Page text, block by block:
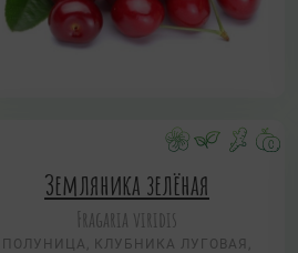
Земляника зелёная
Fragaria viridis
ПОЛУНИЦА, КЛУБНИКА ЛУГОВАЯ,